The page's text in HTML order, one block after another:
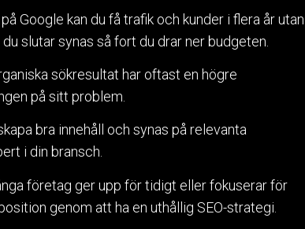
Google kan du få trafik och kunder i flera år utan
slutar synas så fort du drar ner budgeten.
sökresultat har oftast en högre
på sitt problem.
bra innehåll och synas på relevanta
i din bransch.
företag ger upp för tidigt eller fokuserar för
genom att ha en uthållig SEO-strategi.